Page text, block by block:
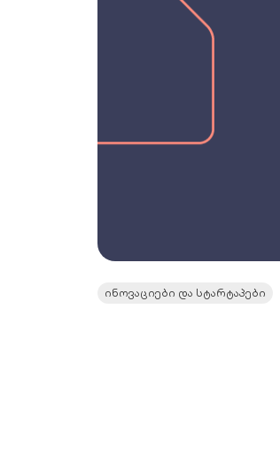
ინოვაციები და სტარტაპები